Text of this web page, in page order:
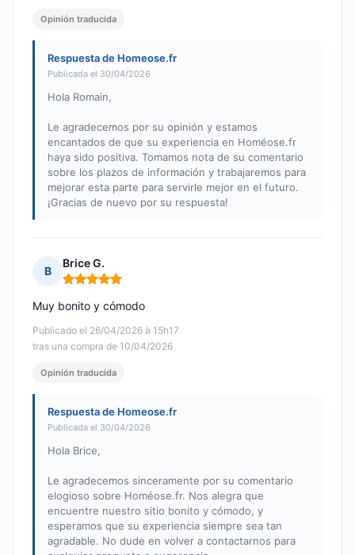
Opinión traducida
Respuesta de Homeose.fr
Publicada el 30/04/2026
Hola Romain,
Le agradecemos por su opinión y estamos
encantados de que su experiencia en Homéose.fr
haya sido positiva. Tomamos nota de su comentario
sobre los plazos de información y trabajaremos para
mejorar esta parte para servirle mejor en el futuro.
¡Gracias de nuevo por su respuesta!
B
Brice G.
Nota: 5 de 5
Publicado el 26/04/2026 à 15h17
tras una compra de 10/04/2026
Muy bonito y cómodo
Opinión traducida
Respuesta de Homeose.fr
Publicada el 30/04/2026
Hola Brice,
Le agradecemos sinceramente por su comentario
elogioso sobre Homéose.fr. Nos alegra que
encuentre nuestro sitio bonito y cómodo, y
esperamos que su experiencia siempre sea tan
agradable. No dude en volver a contactarnos para